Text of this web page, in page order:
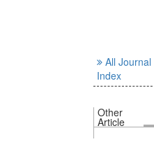
All Journal
Index
Other
Article